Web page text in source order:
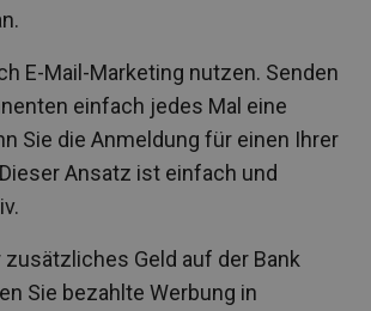
E-Mail-Marketing nutzen. Senden
einfach jedes Mal eine
Sie die Anmeldung für einen Ihrer
Ansatz ist einfach und
zusätzliches Geld auf der Bank
Sie bezahlte Werbung in